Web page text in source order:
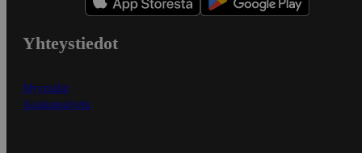
Yhteystiedot
Myymälät
Asiakaspalvelu